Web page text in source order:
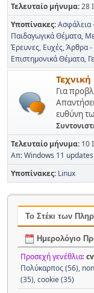
Τελευταίο μήνυμα:28
Υποπίνακες Ασφάλεια
Παιδαγωγικά Θέματα
Έρευνες Ευχές Άρθρα -
Επιστημονικά Θέματα
Για
ευθύνη
Τελευταίο μήνυμα: 10
Απ: Windows 11
Υποπίνακες Linux
Το Στέκι των
Ημερολόγιο
Προσεχή γενέθλια:
Πολύκαρπος (56),
(35),cookie (35)